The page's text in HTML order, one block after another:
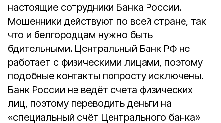
настоящие сотрудники Банка России.
Мошенники действуют по всей стране, так
что и белгородцам нужно быть
бдительными. Центральный Банк РФ не
работает с физическими лицами, поэтому
подобные контакты попросту исключены.
Банк России не ведёт счета физических
лиц, поэтому переводить деньги на
«специальный счёт Центрального банка»